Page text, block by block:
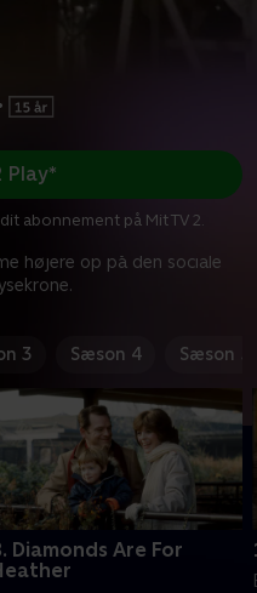
højere op på den sociale
Play*
abonnement på Mit TV 2.
3 Sæson 4 Sæson 5
Diamonds Are For